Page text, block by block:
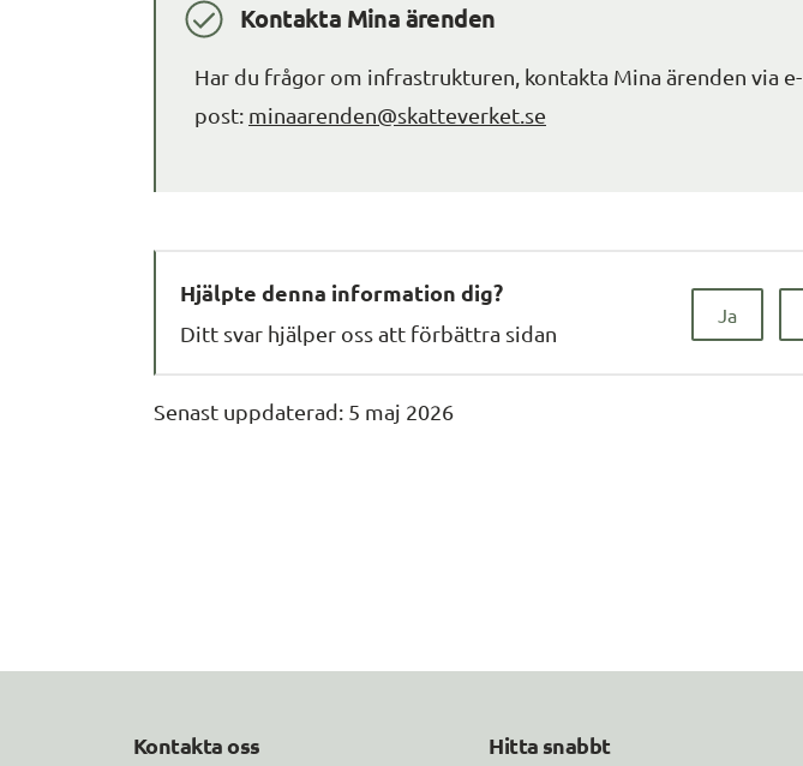
Kontakta Mina ärenden
Har du frågor om infrastrukturen, kontakta Mina ärenden via e-
post: minaarenden@skatteverket.se
Hjälpte denna information dig?
Ja
Ditt svar hjälper oss att förbättra sidan
Senast uppdaterad: 5 maj 2026
Kontakta oss Hitta snabbt